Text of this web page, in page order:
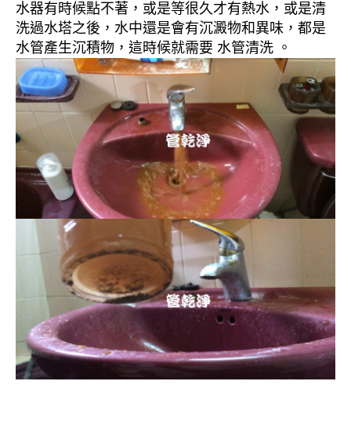
水器有時候點不著，或是等很久才有熱水，或是清
洗過水塔之後，水中還是會有沉澱物和異味，都是
水管產生沉積物，這時候就需要 水管清洗 。